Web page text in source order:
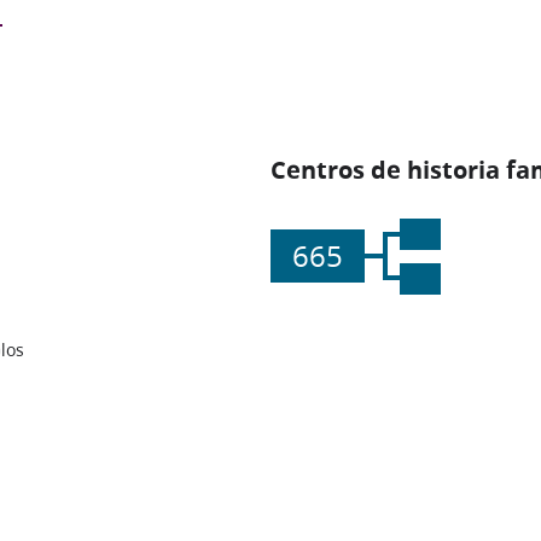
Centros de historia
665